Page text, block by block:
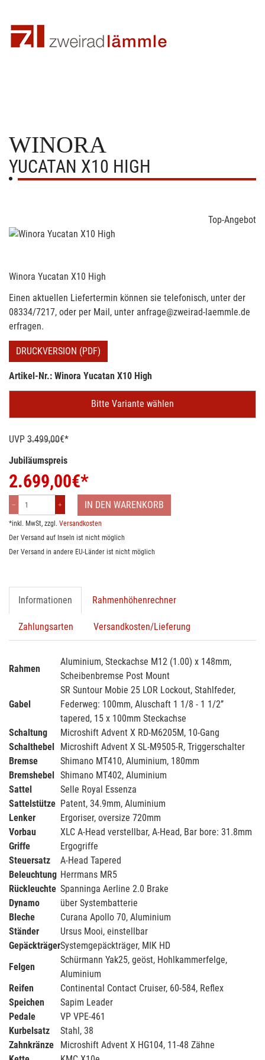
WINORA
YUCATAN X10 HIGH
Top-Angebot
Winora Yucatan X10 High
Einen aktuellen Liefertermin können sie telefonisch, unter der
08334/7217, oder per Mail, unter anfrage@zweirad-laemmle.de
erfragen.
DRUCKVERSION (PDF)
Artikel-Nr.: Winora Yucatan X10 High
Bitte Variante wählen
UVP 3.499,00€*
Jubiläumspreis
2.699,00€*
IN DEN WARENKORB
*inkl. MwSt, zzgl. Versandkosten
Der Versand auf Inseln ist nicht möglich
Der Versand in andere EU-Länder ist nicht möglich
Informationen Rahmenhöhenrechner
Zahlungsarten Versandkosten/Lieferung
Rahmen
Aluminium, Steckachse M12 (1.00) x 148mm,
Scheibenbremse Post Mount
Gabel
SR Suntour Mobie 25 LOR Lockout, Stahlfeder,
Federweg: 100mm, Aluschaft 1 1/8 - 1 1/2’’
tapered, 15 x 100mm Steckachse
Schaltung
Microshift Advent X RD-M6205M, 10-Gang
Schalthebel Microshift Advent X SL-M9505-R, Triggerschalter
Bremse
Shimano MT410, Aluminium, 180mm
Bremshebel Shimano MT402, Aluminium
Sattel
Selle Royal Essenza
Sattelstütze Patent, 34.9mm, Aluminium
Lenker
Ergoriser, oversize 720mm
Vorbau
XLC A-Head verstellbar, A-Head, Bar bore: 31.8mm
Griffe
Ergogriffe
Steuersatz
A-Head Tapered
Beleuchtung Herrmans MR5
Rückleuchte Spanninga Aerline 2.0 Brake
Dynamo
über Systembatterie
Bleche
Curana Apollo 70, Aluminium
Ständer
Ursus Mooi, einstellbar
GepäckträgerSystemgepäckträger, MIK HD
Felgen
Schürmann Yak25, geöst, Hohlkammerfelge,
Aluminium
Reifen
Continental Contact Cruiser, 60-584, Reflex
Speichen
Sapim Leader
Pedale
VP VPE-461
Kurbelsatz
Stahl, 38
Zahnkränze
Microshift Advent X HG104, 11-48 Zähne